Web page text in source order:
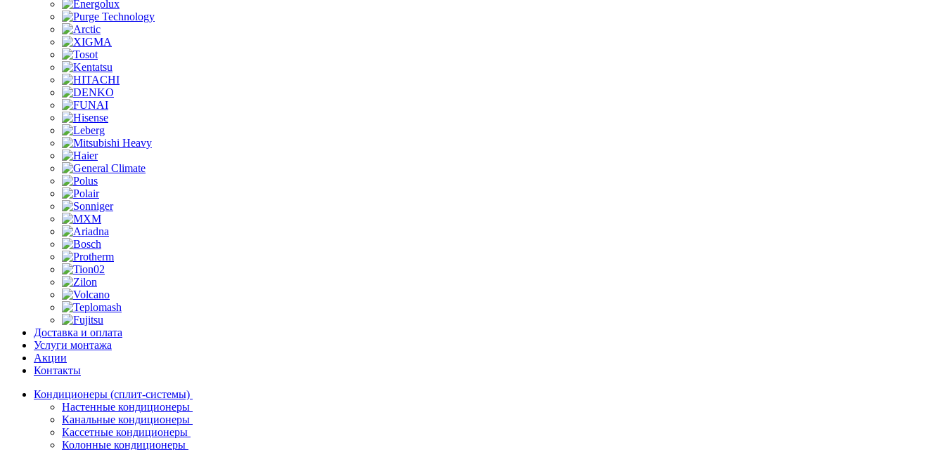
Доставка и оплата
Услуги монтажа
Акции
Контакты
Кондиционеры (сплит-системы)
Настенные кондиционеры
Канальные кондиционеры
Кассетные кондиционеры
Колонные кондиционеры